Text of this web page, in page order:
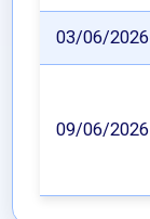
03/06/2026
09/06/2026